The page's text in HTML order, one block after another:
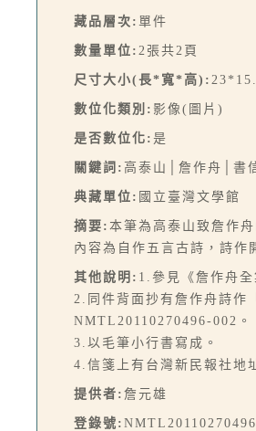
藏品層次: 單件
數量單位: 2張共2頁
尺寸大小(長*寬*高):
數位化類別: 影像(圖片)
是否數位化: 是
關鍵詞: 高泰山│詹作舟│書
典藏單位: 國立臺灣文學館
摘要: 本筆為高泰山致詹作
內容為自作五言古詩，詩作
其他說明: 1.參見《詹作舟
2.同件背面抄有詹作舟詩作
NMTL20110270496-002。
3.以毛筆小行書寫成。
4.信箋上有台灣新民報社地
提供者: 詹元雄
登錄號: